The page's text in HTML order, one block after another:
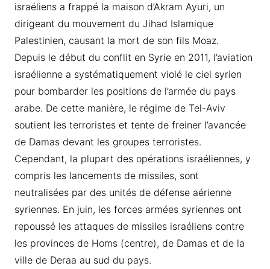
israéliens a frappé la maison d’Akram Ayuri, un
dirigeant du mouvement du Jihad Islamique
Palestinien, causant la mort de son fils Moaz.
Depuis le début du conflit en Syrie en 2011, l’aviation
israélienne a systématiquement violé le ciel syrien
pour bombarder les positions de l’armée du pays
arabe. De cette manière, le régime de Tel-Aviv
soutient les terroristes et tente de freiner l’avancée
de Damas devant les groupes terroristes.
Cependant, la plupart des opérations israéliennes, y
compris les lancements de missiles, sont
neutralisées par des unités de défense aérienne
syriennes. En juin, les forces armées syriennes ont
repoussé les attaques de missiles israéliens contre
les provinces de Homs (centre), de Damas et de la
ville de Deraa au sud du pays.